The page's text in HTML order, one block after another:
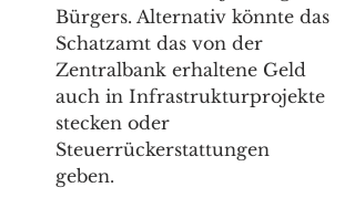
Bürgers. Alternativ könnte das
Schatzamt das von der
Zentralbank erhaltene Geld
auch in Infrastrukturprojekte
stecken oder
Steuerrückerstattungen
geben.